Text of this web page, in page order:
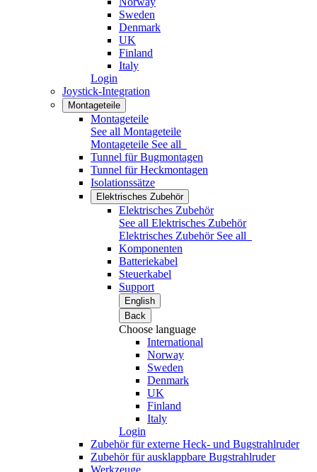
Sweden
Denmark
UK
Finland
Italy
Login
Joystick-Integration
Montageteile
Montageteile
See all Montageteile
Montageteile See all
Tunnel für Bugmontagen
Tunnel für Heckmontagen
Isolationssätze
Elektrisches Zubehör
Elektrisches Zubehör
See all Elektrisches Zubehör
Elektrisches Zubehör See all
Komponenten
Batteriekabel
Steuerkabel
Support
English
Back
Choose language
International
Norway
Sweden
Denmark
UK
Finland
Italy
Login
Zubehör für externe Heck- und Bugstrahlruder
Zubehör für ausklappbare Bugstrahlruder
Werkzeuge